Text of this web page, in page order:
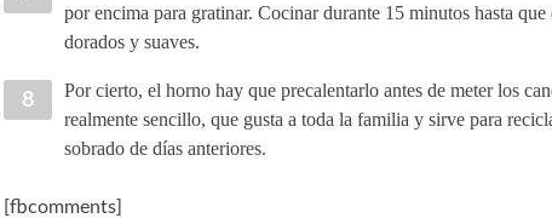
por encima para gratinar. Cocinar durante 15 minutos hasta que
dorados y suaves.
Por cierto, el horno hay que precalentarlo antes de meter los
realmente sencillo, que gusta a toda la familia y sirve para
sobrado de días anteriores.
[fbcomments]